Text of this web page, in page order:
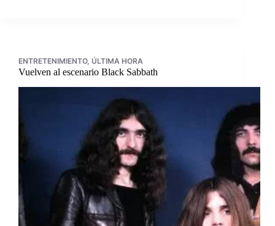
ENTRETENIMIENTO, ÚLTIMA HORA
Vuelven al escenario Black Sabbath